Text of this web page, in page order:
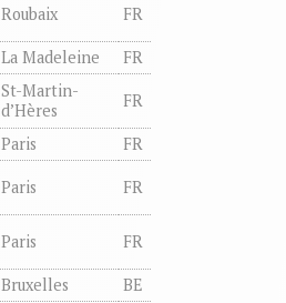
Roubaix FR
La Madeleine FR
St-Martin-
d’Hères
FR
Paris FR
Paris FR
Paris FR
Bruxelles BE